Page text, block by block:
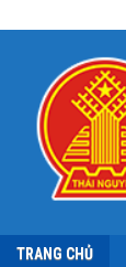
TRANG CHỦ